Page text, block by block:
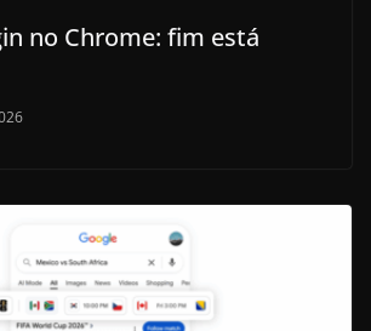
no Chrome: fim está